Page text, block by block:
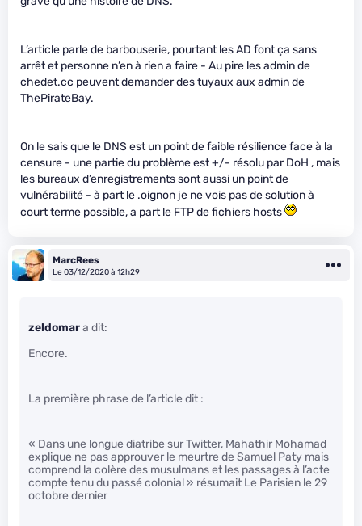
L’article parle de barbouserie, pourtant les AD font ça sans
arrêt et personne n’en à rien a faire - Au pire les admin de
chedet.cc peuvent demander des tuyaux aux admin de
ThePirateBay.
On le sais que le DNS est un point de faible résilience face à la
censure - une partie du problème est +/- résolu par DoH , mais
les bureaux d’enregistrements sont aussi un point de
vulnérabilité - à part le .oignon je ne vois pas de solution à
court terme possible, a part le FTP de fichiers hosts
MarcRees
Le 03/12/2020 à 12h29
zeldomara dit:
Encore.
La première phrase de l’article dit :
« Dans une longue diatribe sur Twitter, Mahathir Mohamad
explique ne pas approuver le meurtre de Samuel Paty mais
comprend la colère des musulmans et les passages à l’acte
compte tenu du passé colonial » résumait Le Parisien le 29
octobre dernier